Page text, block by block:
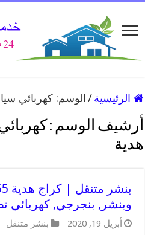
الرئيسية / الوسم:كهربائي
أرشيف الوسم :
هدية
وبنشر, بنجرجي, كهربائي
أبريل 19, 2020 بنشر متنقل